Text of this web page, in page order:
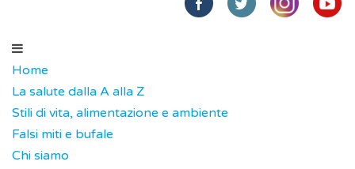
Home
La salute dalla A alla Z
Stili di vita, alimentazione e ambiente
Falsi miti e bufale
Chi siamo